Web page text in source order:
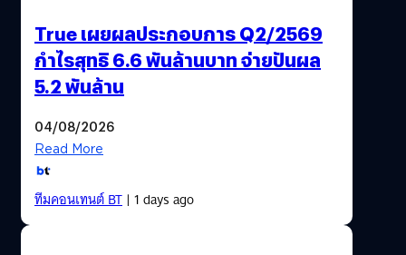
True เผยผลประกอบการ Q2/2569
กำไรสุทธิ 6.6 พันล้านบาท จ่ายปันผล
5.2 พันล้าน
04/08/2026
Read More
ทีมคอนเทนต์ BT| 1 days ago